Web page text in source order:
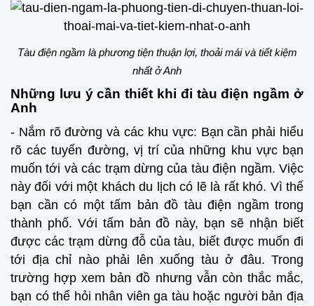
Tàu điện ngầm là phương tiện thuận lợi, thoải mái và tiết kiệm
nhất ở Anh
Những lưu ý cần thiết khi đi tàu điện ngầm ở
Anh
- Nắm rõ đường và các khu vực: Bạn cần phải hiểu
rõ các tuyến đường, vị trí của những khu vực bạn
muốn tới và các trạm dừng của tàu điện ngầm. Việc
này đối với một khách du lịch có lẽ là rất khó. Vì thế
bạn cần có một tấm bản đồ tàu điện ngầm trong
thành phố. Với tấm bản đồ này, bạn sẽ nhận biết
được các trạm dừng đỗ của tàu, biết được muốn đi
tới địa chỉ nào phải lên xuống tàu ở đâu. Trong
trường hợp xem bản đồ nhưng vẫn còn thắc mắc,
bạn có thể hỏi nhân viên ga tàu hoặc người bản địa